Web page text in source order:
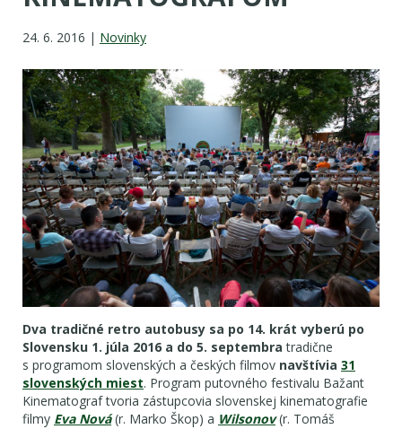
24. 6. 2016 | Novinky
Dva tradičné retro autobusy sa po 14. krát vyberú po
Slovensku 1. júla 2016 a do 5. septembratradične
s programom slovenských a českých filmov navštívia 31
slovenských miest. Program putovného festivalu Bažant
Kinematograf tvoria zástupcovia slovenskej kinematografie
filmy Eva Nová(r. Marko Škop) a Wilsonov(r. Tomáš